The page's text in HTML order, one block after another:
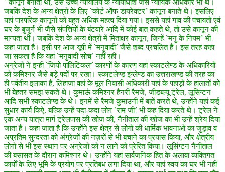
´ कानून बनाता था, उसे उच्च न्यायालय के न्यायाधीश जैसे न्यायिक अधिकार भी थे।
जबकि देश के अन्य क्षेत्रों के लिए `कोर्ट ऑफ डायरेक्टर´ कानून बनाते थे। इसलिए
यहां पारंपरिक कानूनों को बहुत अधिक महत्व दिया गया। इससे यहां गांव की पंचायतों एवं
घर के बुजुर्ग भी जैसे संपत्तियों के बंटवारे आदि में कोई बात कहते थे, तो उसे कानून की
मान्यता थी। जबकि देश के अन्य क्षेत्रों में मिताक्षर कानून, जिन्हें `मनु के नियम´ भी
कहा जाता है। इसी पर आज यूपी में `मनुवादी´ जैसे शब्द प्रचलित हैं। इस तरह कहा
जा सकता है कि यहां `मनुवादी सोच´ नहीं रही।
अंग्रेजों ने इन्हीं `जियो पालिटिकल´ कारणों के कारण यहां स्काटलेण्ड के अधिकारियों
को कमिश्नर जैसे बड़े पदों पर रखा। स्काटलेण्ड इंग्लेण्ड का उत्तराखण्ड की तरह का
ही पर्वतीय इलाका है, लिहाजा वहां के मूल निवासी अधिकारी यहां के पहाड़ों के हालातों को
भी बेहतर समझ सकते थे। कुमाऊं कमिश्नर हैनरी रैमजे, जीडब्ल्यू ट्रेल, लूसिंग्टन
आदि सभी स्काटलेण्ड के थे। इनमें से रैमजे कुमाउनीं में बातें करते थे, उन्होंने यहां कई
सुधार कार्य किऐ, बल्कि उन्हें यदा-कदा लोग `राम जी´ भी कह दिया करते थे। ट्रेल ने
एक अन्य यात्रा मार्ग ट्रेलपास की खोज की, नैनीताल की खोज का भी उन्हें श्रेय दिया
जाता है। कहा जाता है कि उन्होंने इस क्षेत्र से लोगों की धार्मिक भावनाओं का जुड़ाव व
अप्रतिम सुन्दरता को अंग्रेजों की नज़रों से भी बचाने का प्रयास किया, और क्षेत्रीय
लोगों से भी इस स्थान पर अंग्रेजों को न लाने को प्रेरित किया। लूसिंग्टन नैनीताल
की बसासत के दौरान कमिश्नर थे। उन्होंने यहां सार्वजनिक हित के अलावा व्यक्तिगत
कार्यों के लिए भूमि के प्रयोग पर प्रतिबंध लगा दिया था, और यहां स्वयं का घर भी नहीं